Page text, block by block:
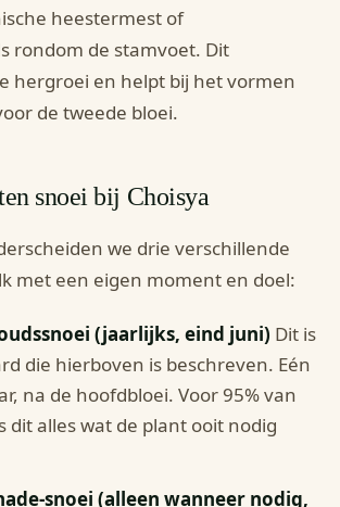
heestermest of
rondom de stamvoet. Dit
hergroei en helpt bij het vormen
de tweede bloei.
snoei bij Choisya
we drie verschillende
met een eigen moment en doel:
(jaarlijks, eind juni) Dit is
die hierboven is beschreven. Eén
na de hoofdbloei. Voor 95% van
dit alles wat de plant ooit nodig
snoei (alleen wanneer nodig,